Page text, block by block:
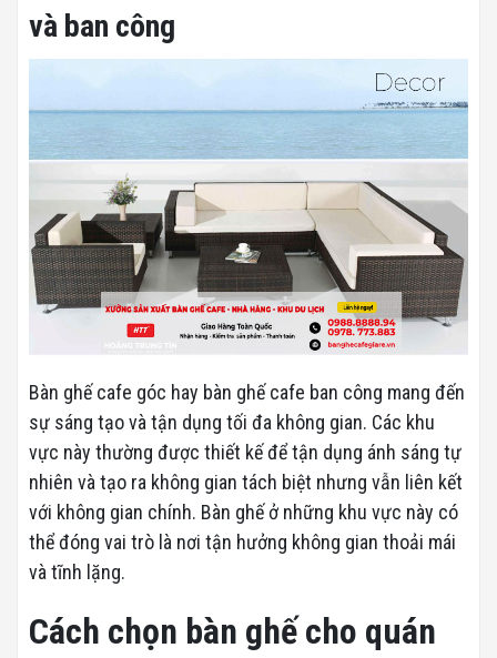
và ban công
Bàn ghế cafe góc hay bàn ghế cafe ban công mang đến
sự sáng tạo và tận dụng tối đa không gian. Các khu
vực này thường được thiết kế để tận dụng ánh sáng tự
nhiên và tạo ra không gian tách biệt nhưng vẫn liên kết
với không gian chính. Bàn ghế ở những khu vực này có
thể đóng vai trò là nơi tận hưởng không gian thoải mái
và tĩnh lặng.
Cách chọn bàn ghế cho quán